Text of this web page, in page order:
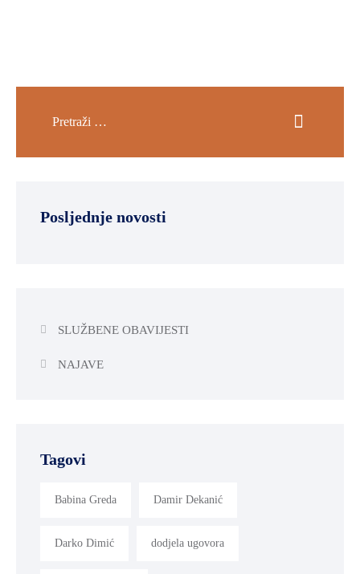
Posljednje novosti
SLUŽBENE OBAVIJESTI
NAJAVE
Tagovi
Babina Greda Damir Dekanić
Darko Dimić dodjela ugovora